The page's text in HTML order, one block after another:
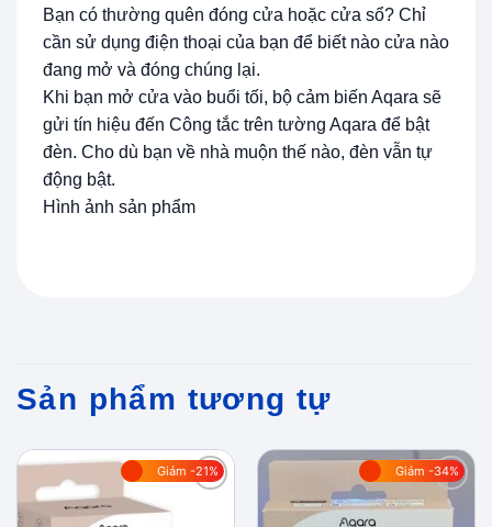
Bạn có thường quên đóng cửa hoặc cửa sổ? Chỉ
cần sử dụng điện thoại của bạn để biết nào cửa nào
đang mở và đóng chúng lại.
Khi bạn mở cửa vào buổi tối, bộ cảm biến Aqara sẽ
gửi tín hiệu đến Công tắc trên tường Aqara để bật
đèn. Cho dù bạn về nhà muộn thế nào, đèn vẫn tự
động bật.
Hình ảnh sản phẩm
Sản phẩm tương tự
Giảm -21% Giảm -34%
Add to